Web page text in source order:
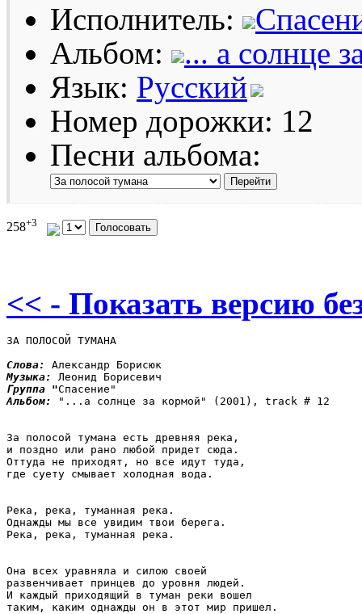
Исполнитель:
Альбом:
... а солнце
Язык: Русский
Номер дорожки: 12
Песни альбома:
258+3
<< - Показать версию
ЗА ПОЛОСОЙ ТУМАНА
Слова:
Музыка:
Группа "
Альбом:
"...а солнце за кормой" (2001), track # 12
За полосой тумана есть древняя река,
и поздно или рано любой придет сюда.
Оттуда не приходят, но все идут туда,
где суету смывает холодная вода.
Река, река, туманная река.
Однажды мы все увидим твои берега.
Река, река, туманная река.
Она всех уравняла и силою своей
развенчивает принцев до уровня людей.
И каждый приходящий в туман реки вошел
таким, каким однажды он в этот мир пришел.